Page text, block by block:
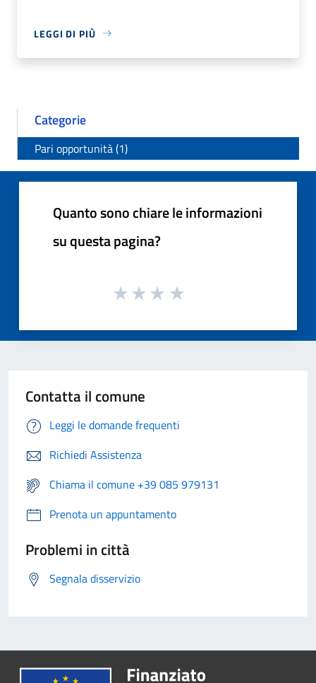
LEGGI DI PIÙ
Categorie
Pari opportunità (1)
Quanto sono chiare le informazioni
su questa pagina?
Contatta il comune
Leggi le domande frequenti
Richiedi Assistenza
Chiama il comune +39 085 979131
Prenota un appuntamento
Problemi in città
Segnala disservizio